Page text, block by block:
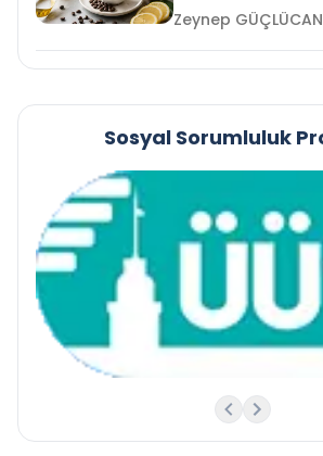
Zeynep GÜÇLÜCAN
Sosyal Sorumluluk